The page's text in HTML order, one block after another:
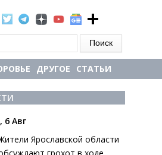
ДРУГОЕ СТАТЬИ
6 Авг
Ярославской области